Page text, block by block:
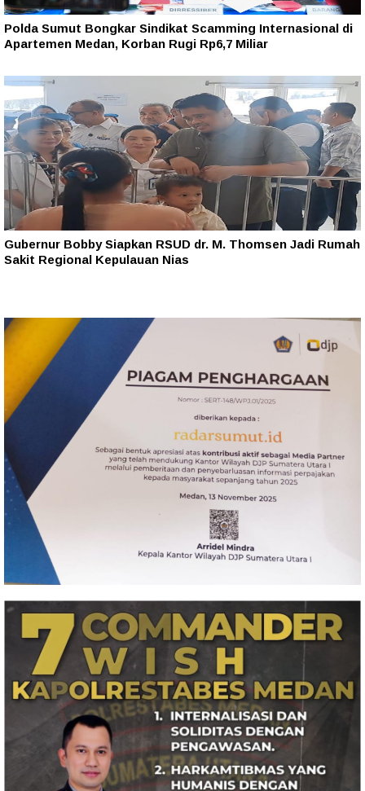
Polda Sumut Bongkar Sindikat Scamming Internasional di
Apartemen Medan, Korban Rugi Rp6,7 Miliar
Gubernur Bobby Siapkan RSUD dr. M. Thomsen Jadi Rumah
Sakit Regional Kepulauan Nias